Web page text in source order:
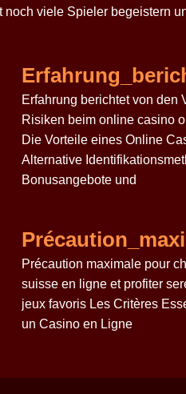
viele Spieler begeistern
Erfahrung berichtet von den
Risiken beim online casino
Die Vorteile eines Online
Alternative
Bonusangebote und
Précaution maximale pour
suisse en ligne et profiter
jeux favoris Les Critères
un Casino en Ligne